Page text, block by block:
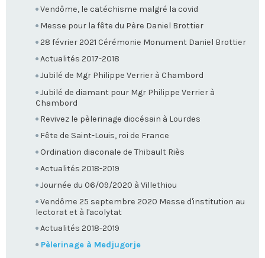
Vendôme, le catéchisme malgré la covid
Messe pour la fête du Père Daniel Brottier
28 février 2021 Cérémonie Monument Daniel Brottier
Actualités 2017-2018
Jubilé de Mgr Philippe Verrier à Chambord
Jubilé de diamant pour Mgr Philippe Verrier à
Chambord
Revivez le pèlerinage diocésain à Lourdes
Fête de Saint-Louis, roi de France
Ordination diaconale de Thibault Riès
Actualités 2018-2019
Journée du 06/09/2020 à Villethiou
Vendôme 25 septembre 2020 Messe d'institution au
lectorat et à l'acolytat
Actualités 2018-2019
Pèlerinage à Medjugorje